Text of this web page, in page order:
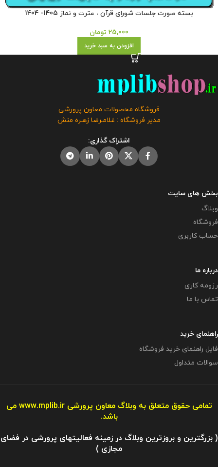
بسته صورت جلسات شورای قرآن ، عترت و نماز 1405- 1404
25,000 تومان
افزودن به سبد خرید
فروشگاه محصولات معاون پرورشی
مدیر فروشگاه : غلامـرضا زهـره منش
اشتراک گذاری:
بخش های سایت
وبلاگ
فروشگاه
حساب کاربری
درباره ما
رزومه کاری
تماس با ما
راهنمای خرید
فایل راهنمای خرید فروشگاه
سوالات متداول
تمامی حقوق متعلق به وبلاگ معاون پرورشیwww.mplib.ir می
باشد.
( بزرگترین و بروزترین وبلاگ در زمینه فعالیتهای پرورشی در فضای
مجازی )